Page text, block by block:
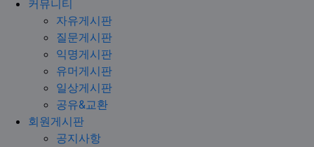
커뮤니티
자유게시판
질문게시판
익명게시판
유머게시판
일상게시판
공유&교환
회원게시판
공지사항